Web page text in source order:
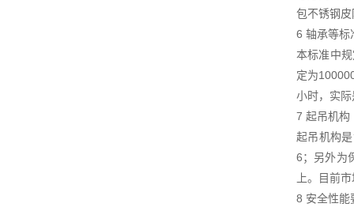
包不锈钢
6 轴承等标
本标准中
定为
小时，实
7 起吊机构
起吊机构
6；另外为
上。目前
8 安全性能